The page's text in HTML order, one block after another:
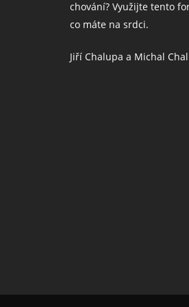
chování? Využijte tento
co máte na srdci.
Jiří Chalupa a Michal